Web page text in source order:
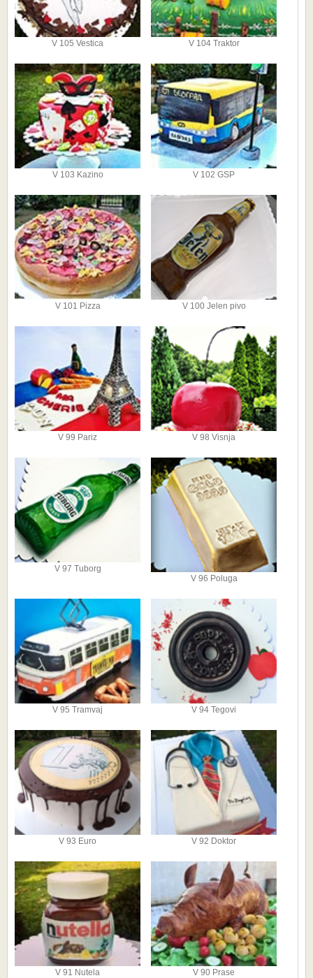
V 105 Vestica V 104 Traktor
V 103 Kazino V 102 GSP
V 101 Pizza V 100 Jelen pivo
V 99 Pariz V 98 Visnja
V 97 Tuborg
V 96 Poluga
V 95 Tramvaj V 94 Tegovi
V 93 Euro V 92 Doktor
V 91 Nutela V 90 Prase